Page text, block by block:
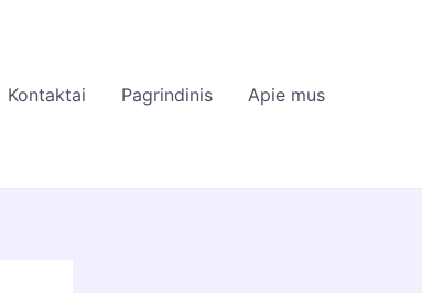
Kontaktai Pagrindinis Apie mus